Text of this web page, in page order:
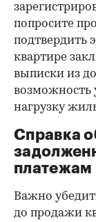
попросите
подтвердить
квартире
выписки из
возможность
нагрузку
Справка
платежам
Важно
до продажи